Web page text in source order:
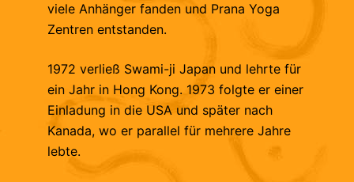
viele Anhänger fanden und Prana Yoga
Zentren entstanden.
1972 verließ Swami-ji Japan und lehrte für
ein Jahr in Hong Kong. 1973 folgte er einer
Einladung in die USA und später nach
Kanada, wo er parallel für mehrere Jahre
lebte.